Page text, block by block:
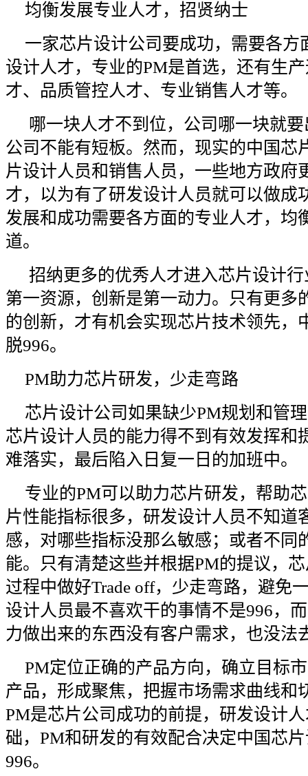
均衡发展专业人才，招贤纳士
一家芯片设计公司要成功，需要各方
设计人才，专业的PM是首选，还有生
才、品质管控人才、专业销售人才等。
哪一块人才不到位，公司哪一块就
公司不能有短板。然而，现实的中国芯
片设计人员和销售人员，一些地方政府
才，以为有了研发设计人员就可以做成
发展和成功需要各方面的专业人才，均
道。
招纳更多的优秀人才进入芯片设计
第一资源，创新是第一动力。只有更多
的创新，才有机会实现芯片技术领先，
脱996。
PM助力芯片研发，少走弯路
芯片设计公司如果缺少PM规划和管
芯片设计人员的能力得不到有效发挥和
难落实，最后陷入日复一日的加班中。
专业的PM可以助力芯片研发，帮助
片性能指标很多，研发设计人员不知道
感，对哪些指标没那么敏感；或者不同
能。只有清楚这些并根据PM的提议，
过程中做好Trade off，少走弯路，避免
设计人员最不喜欢干的事情不是996，
力做出来的东西没有客户需求，也没法
PM定位正确的产品方向，确立目标
产品，形成聚焦，把握市场需求曲线和
PM是芯片公司成功的前提，研发设计
础，PM和研发的有效配合决定中国芯
996。